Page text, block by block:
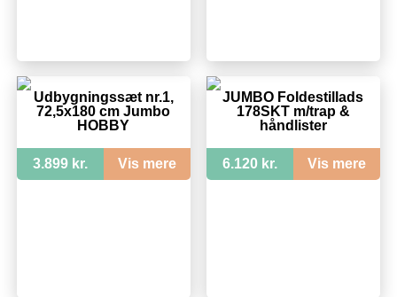
Udbygningssæt nr.1,
72,5x180 cm Jumbo
HOBBY
3.899 kr. Vis mere
JUMBO Foldestillads
178SKT m/trap &
håndlister
6.120 kr. Vis mere